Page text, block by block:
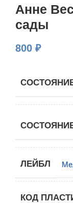
Анне
сады
800 ₽
ЛЕЙБЛ
КОД